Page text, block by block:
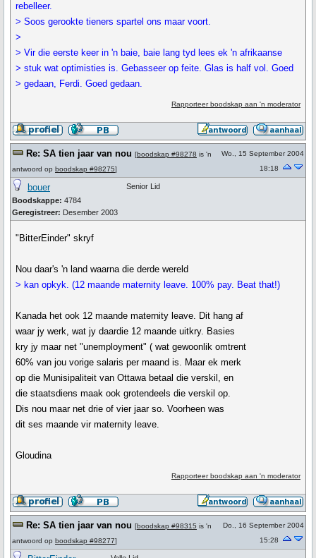
rebelleer.
> Soos gerookte tieners spartel ons maar voort.
>
> Vir die eerste keer in 'n baie, baie lang tyd lees ek 'n afrikaanse
> stuk wat optimisties is. Gebasseer op feite. Glas is half vol. Goed
> gedaan, Ferdi. Goed gedaan.
Rapporteer boodskap aan 'n moderator
Re: SA tien jaar van nou [boodskap #98278 is 'n
antwoord op boodskap #98275]
Wo., 15 September 2004
18:18
bouer
Boodskappe: 4784
Geregistreer: Desember 2003
Senior Lid
"BitterEinder" skryf
Nou daar's 'n land waarna die derde wereld
> kan opkyk. (12 maande maternity leave. 100% pay. Beat that!)
Kanada het ook 12 maande maternity leave. Dit hang af
waar jy werk, wat jy daardie 12 maande uitkry. Basies
kry jy maar net "unemployment" ( wat gewoonlik omtrent
60% van jou vorige salaris per maand is. Maar ek merk
op die Munisipaliteit van Ottawa betaal die verskil, en
die staatsdiens maak ook grotendeels die verskil op.
Dis nou maar net drie of vier jaar so. Voorheen was
dit ses maande vir maternity leave.
Gloudina
Rapporteer boodskap aan 'n moderator
Re: SA tien jaar van nou [boodskap #98315 is 'n
antwoord op boodskap #98277]
Do., 16 September 2004
15:28